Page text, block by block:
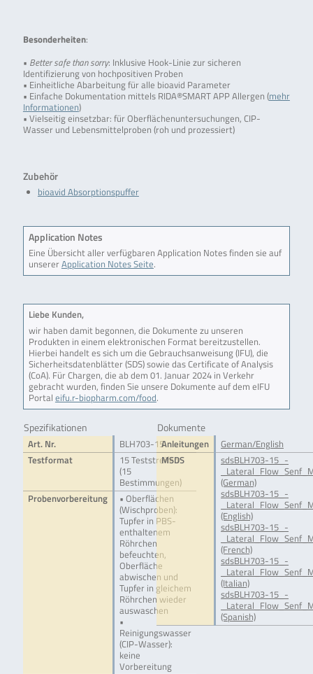
Besonderheiten:
• Better safe than sorry: Inklusive Hook-Linie zur sicheren
Identifizierung von hochpositiven Proben
• Einheitliche Abarbeitung für alle bioavid Parameter
• Einfache Dokumentation mittels RIDA®SMART APP Allergen (mehr
Informationen)
• Vielseitig einsetzbar: für Oberflächenuntersuchungen, CIP-
Wasser und Lebensmittelproben (roh und prozessiert)
Zubehör
bioavid Absorptionspuffer
Application Notes
Eine Übersicht aller verfügbaren Application Notes finden sie auf
unsererApplication Notes Seite.
Liebe Kunden,
wir haben damit begonnen, die Dokumente zu unseren
Produkten in einem elektronischen Format bereitzustellen.
Hierbei handelt es sich um die Gebrauchsanweisung (IFU), die
Sicherheitsdatenblätter (SDS) sowie das Certificate of Analysis
(CoA). Für Chargen, die ab dem 01. Januar 2024 in Verkehr
gebracht wurden, finden Sie unsere Dokumente auf dem eIFU
Portal eifu.r-biopharm.com/food.
Spezifikationen
Art. Nr.
BLH703-15
Testformat
15 Teststreifen
(15
Bestimmungen)
Probenvorbereitung
• Oberflächen
(Wischproben):
Tupfer in PBS-
enthaltenem
Röhrchen
befeuchten,
Oberfläche
abwischen und
Tupfer in gleichem
Röhrchen wieder
auswaschen
•
Reinigungswasser
(CIP-Wasser):
keine
Vorbereitung
Dokumente
Anleitungen
German/English
MSDS
sdsBLH703-15_-
(German)
sdsBLH703-15_-
(English)
sdsBLH703-15_-
(French)
sdsBLH703-15_-
(Italian)
sdsBLH703-15_-
(Spanish)